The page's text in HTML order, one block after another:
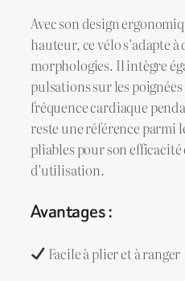
Avec son design
hauteur, ce vélo s’adapte
morphologies. Il intègre
pulsations sur les
fréquence cardiaque
reste une référence parmi
pliables pour son
d’utilisation.
Avantages :
Facile à plier et à ranger